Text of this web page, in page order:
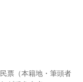
票（本籍地・筆頭者